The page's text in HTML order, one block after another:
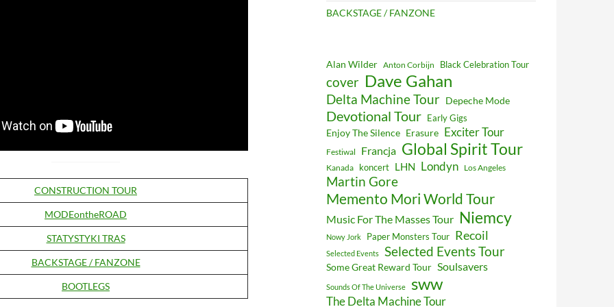
CONSTRUCTION TOUR
MODEontheROAD
STATYSTYKI TRAS
BACKSTAGE / FANZONE
BOOTLEGS
BACKSTAGE / FANZONE
Alan Wilder Anton Corbijn Black Celebration Tour
cover Dave Gahan
Delta Machine Tour Depeche Mode
Devotional Tour Early Gigs
Enjoy The Silence Erasure Exciter Tour
Festiwal Francja Global Spirit Tour
Kanada koncert LHN Londyn Los Angeles
Martin Gore
Memento Mori World Tour
Music For The Masses Tour Niemcy
Nowy Jork Paper Monsters Tour Recoil
Selected Events Selected Events Tour
Some Great Reward Tour Soulsavers
Sounds Of The Universe sww
The Delta Machine Tour